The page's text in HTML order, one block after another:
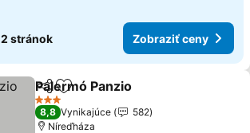
2 stránok Zobraziť ceny
ZdieľaťPridať do obľúbených
Palermó Panzio
3 Počet hviezdičiek
8,8 Vynikajúce
582
Níreďháza